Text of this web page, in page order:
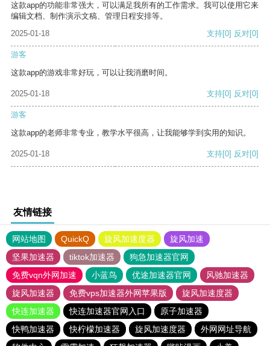
这款app的功能非常强大，可以满足我所有的工作需求。我可以使用它来
编辑文档、制作演示文稿、管理日程安排等。
2025-01-18
支持[0] 反对[0]
游客
这款app的游戏非常好玩，可以让我消磨时间。
2025-01-18 支持[0] 反对[0]
游客
这款app的老师非常专业，教学水平很高，让我能够学到实用的知识。
2025-01-18 支持[0] 反对[0]
友情链接
网站地图 QuickQ 旋风加速度器
旋风加速
坚果加速器
tiktok加速器
狗急加速器官网
免费vqn外网加速
小蓝鸟 优途加速器官网
风驰加速器
旋风加速器
免费vps加速器外网苹果版
旋风加速度器
快连加速器
快连加速器官网入口
原子加速器
快鸭加速器
快柠檬加速器 旋风加速度器
外网网址导航